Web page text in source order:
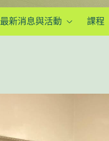
最新消息與活動 課程